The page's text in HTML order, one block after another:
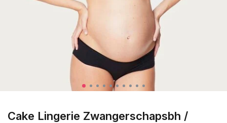
Cake Lingerie Zwangerschapsbh /